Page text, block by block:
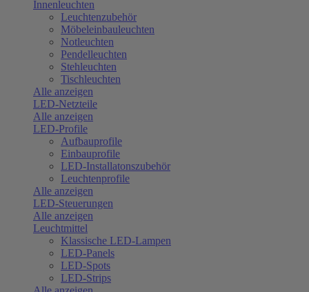
Innenleuchten
Leuchtenzubehör
Möbeleinbauleuchten
Notleuchten
Pendelleuchten
Stehleuchten
Tischleuchten
Alle anzeigen
LED-Netzteile
Alle anzeigen
LED-Profile
Aufbauprofile
Einbauprofile
LED-Installatonszubehör
Leuchtenprofile
Alle anzeigen
LED-Steuerungen
Alle anzeigen
Leuchtmittel
Klassische LED-Lampen
LED-Panels
LED-Spots
LED-Strips